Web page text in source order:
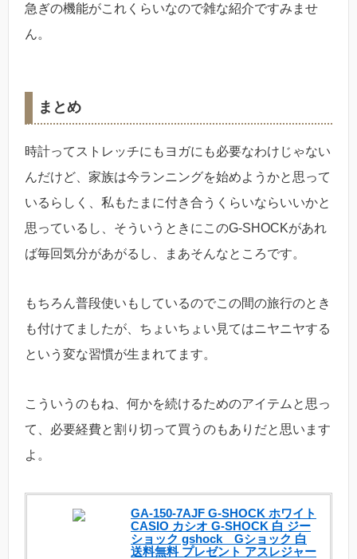
急ぎの機能がこれくらいなので雑な紹介ですみませ
ん。
まとめ
時計ってストレッチにもヨガにも必要なわけじゃない
んだけど、家族は今ランニングを始めようかと思って
いるらしく、私もたまに付き合うくらいならいいかと
思っているし、そういうときにこのG-SHOCKがあれ
ば毎回気分があがるし、まあそんなところです。
もちろん普段使いもしているのでこの間の旅行のとき
も付けてましたが、ちょいちょい見てはニヤニヤする
という変な習慣が生まれてます。
こういうのもね、何かを続けるためのアイテムと思っ
て、必要経費と割り切って買うのもありだと思います
よ。
GA-150-7AJF G-SHOCK ホワイト
CASIO カシオ G-SHOCK 白 ジー
ショック gshock Gショック 白
送料無料 プレゼント アスレジャー